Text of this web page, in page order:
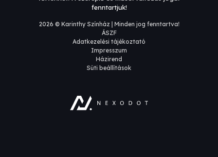
fenntartjuk!
2026 © Karinthy Színház | Minden jog fenntartva!
ÁSZF
Adatkezelési tájékoztató
Impresszum
Házirend
Süti beállítások